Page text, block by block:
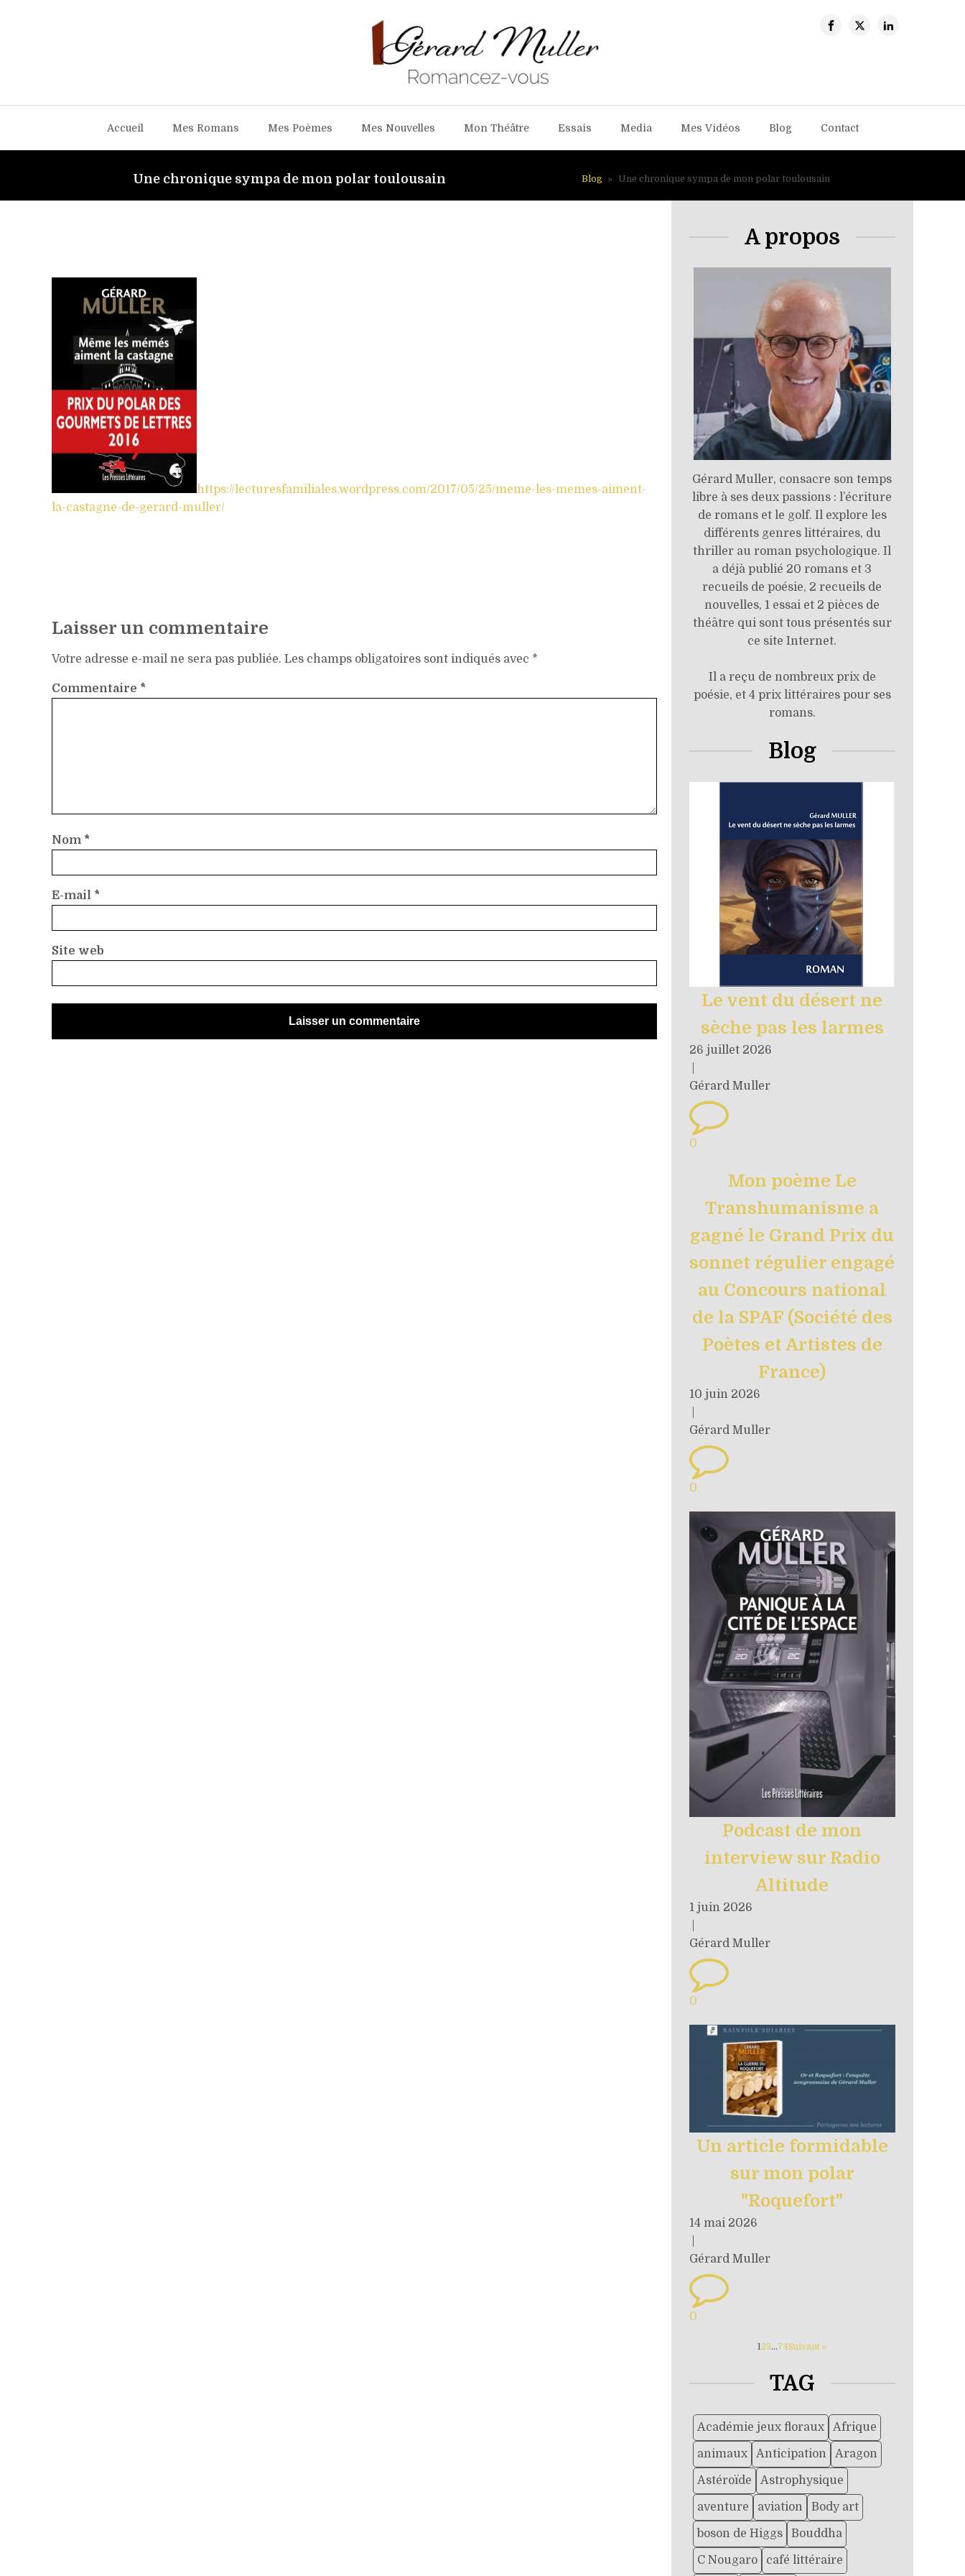
Accueil Mes Romans Mes Poèmes Mes Nouvelles Mon Théâtre Essais Media Mes Vidéos Blog Contact
Une chronique sympa de mon polar toulousain Blog » Une chronique sympa de mon polar toulousain
https://lecturesfamiliales.wordpress.com/2017/05/25/meme-les-memes-aiment-
la-castagne-de-gerard-muller/
Laisser un commentaire
Votre adresse e-mail ne sera pas publiée. Les champs obligatoires sont indiqués avec *
Commentaire *
Nom *
E-mail *
Site web
A propos
Gérard Muller, consacre son temps
libre à ses deux passions : l’écriture
de romans et le golf. Il explore les
différents genres littéraires, du
thriller au roman psychologique. Il
a déjà publié 20 romans et 3
recueils de poésie, 2 recueils de
nouvelles, 1 essai et 2 pièces de
théâtre qui sont tous présentés sur
ce site Internet.
Il a reçu de nombreux prix de
poésie, et 4 prix littéraires pour ses
romans.
Blog
Le vent du désert ne
sèche pas les larmes
26 juillet 2026
Gérard Muller
0
Mon poème Le
Transhumanisme a
gagné le Grand Prix du
sonnet régulier engagé
au Concours national
de la SPAF (Société des
Poètes et Artistes de
France)
10 juin 2026
Gérard Muller
0
Podcast de mon
interview sur Radio
Altitude
1 juin 2026
Gérard Muller
0
Un article formidable
sur mon polar
"Roquefort"
14 mai 2026
Gérard Muller
0
123…74Suivant »
TAG
Académie jeux floraux Afrique
animaux Anticipation Aragon
Astéroïde Astrophysique
aventure aviation Body art
boson de Higgs Bouddha
C Nougaro café littéraire